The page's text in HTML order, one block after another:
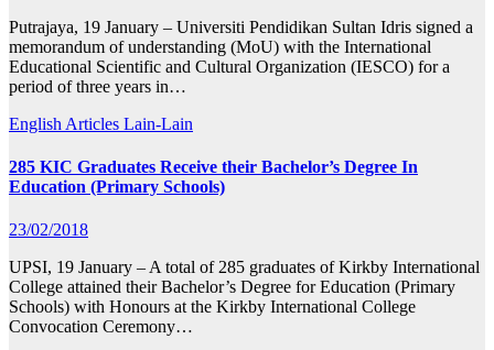
Putrajaya, 19 January – Universiti Pendidikan Sultan Idris signed a
memorandum of understanding (MoU) with the International
Educational Scientific and Cultural Organization (IESCO) for a
period of three years in…
English Articles Lain-Lain
285 KIC Graduates Receive their Bachelor’s Degree In
Education (Primary Schools)
23/02/2018
UPSI, 19 January – A total of 285 graduates of Kirkby International
College attained their Bachelor’s Degree for Education (Primary
Schools) with Honours at the Kirkby International College
Convocation Ceremony…